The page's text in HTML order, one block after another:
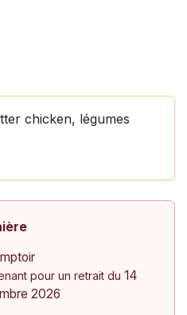
chicken, légumes
pour un retrait du 14
2026